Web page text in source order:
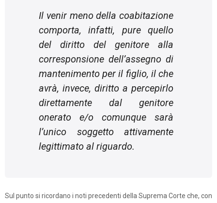
Il venir meno della coabitazione
comporta, infatti, pure quello
del diritto del genitore alla
corresponsione dell’assegno di
mantenimento per il figlio, il che
avrà, invece, diritto a percepirlo
direttamente dal genitore
onerato e/o comunque sarà
l’unico soggetto attivamente
legittimato al riguardo.
Sul punto si ricordano i noti precedenti della Suprema Corte che, con